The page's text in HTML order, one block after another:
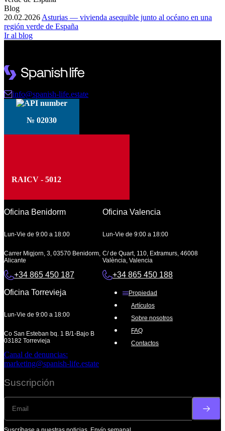
Blog
20.02.2026 Asturias — vivienda asequible junto al océano en una
región verde de España
Ir al blog
info@spanish-life.estate
№ 02030
RAICV - 5012
Oficina Benidorm
Lun-Vie de 9:00 a 18:00
Carrer Migjorn, 3, 03570 Benidorm,
Alicante
+34 865 450 187
Oficina Valencia
Lun-Vie de 9:00 a 18:00
C/ de Quart, 110, Extramurs, 46008
València, Valencia
+34 865 450 188
Oficina Torrevieja
Lun-Vie de 9:00 a 18:00
Co San Esteban bq. 1 B/1-Bajo B
03182 Torrevieja
Canal de denuncias:
marketing@spanish-life.estate
Propiedad
Artículos
Sobre nosotros
FAQ
Contactos
Suscripción